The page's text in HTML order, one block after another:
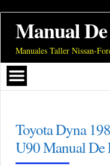
Manual
Manuales Taller Nissan-
Toyota Dyna
U90 Manual De